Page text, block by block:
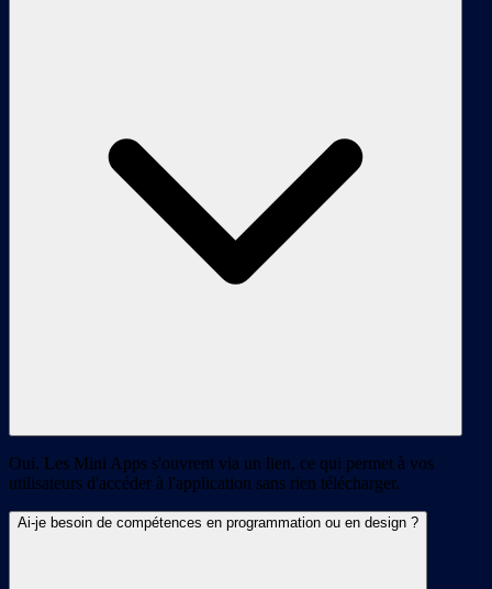
Oui. Les Mini Apps s'ouvrent via un lien, ce qui permet à vos
utilisateurs d'accéder à l'application sans rien télécharger.
Ai-je besoin de compétences en programmation ou en design ?